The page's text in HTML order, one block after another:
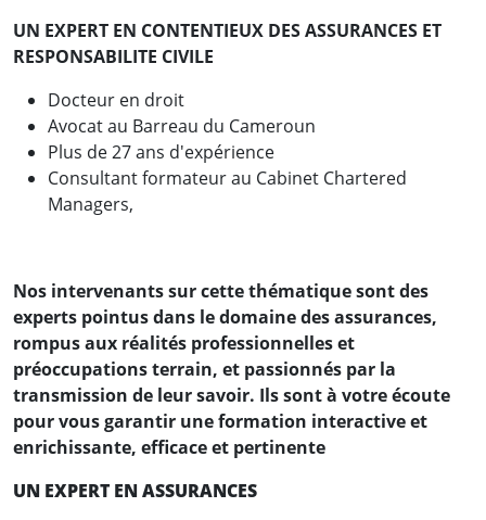
UN EXPERT EN CONTENTIEUX DES ASSURANCES ET
RESPONSABILITE CIVILE
Docteur en droit
Avocat au Barreau du Cameroun
Plus de 27 ans d'expérience
Consultant formateur au Cabinet Chartered
Managers,
Nos intervenants sur cette thématique sont des
experts pointus dans le domaine des assurances,
rompus aux réalités professionnelles et
préoccupations terrain, et passionnés par la
transmission de leur savoir. Ils sont à votre écoute
pour vous garantir une formation interactive et
enrichissante, efficace et pertinente
UN EXPERT EN ASSURANCES